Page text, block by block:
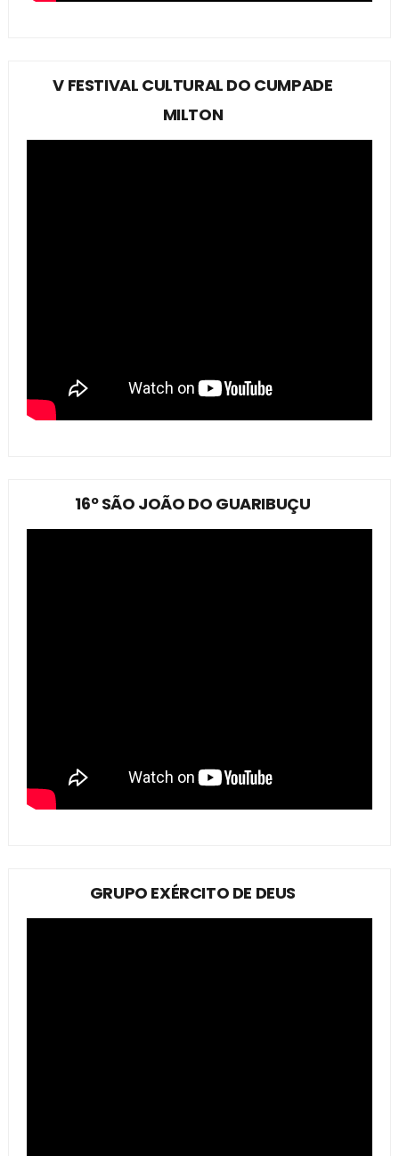
V FESTIVAL CULTURAL DO CUMPADE
MILTON
16º SÃO JOÃO DO GUARIBUÇU
GRUPO EXÉRCITO DE DEUS